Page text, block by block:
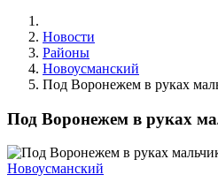
Новости
Районы
Новоусманский
Под Воронежем в руках
Под Воронежем в руках
Новоусманский